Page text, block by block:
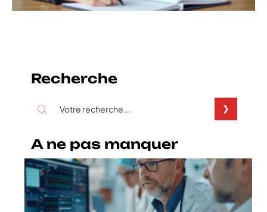
Recherche
A ne pas manquer